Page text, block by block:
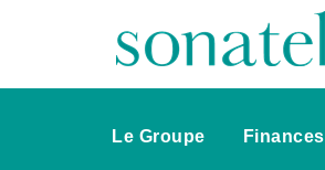
Le Groupe Finances